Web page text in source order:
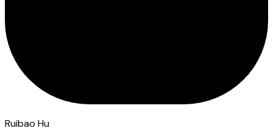
Ruibao Hu